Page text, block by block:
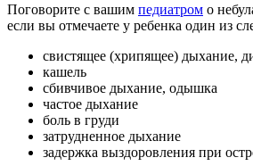
Поговорите с вашим педиатром о
если вы отмечаете у ребенка один из
свистящее (хрипящее) дыхание,
кашель
сбивчивое дыхание, одышка
частое дыхание
боль в груди
затрудненное дыхание
задержка выздоровления при